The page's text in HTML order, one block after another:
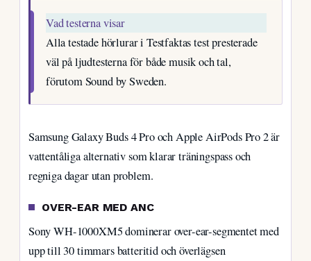
Vad testerna visar
Alla testade hörlurar i Testfaktas test presterade
väl på ljudtesterna för både musik och tal,
förutom Sound by Sweden.
Samsung Galaxy Buds 4 Pro och Apple AirPods Pro 2 är
vattentåliga alternativ som klarar träningspass och
regniga dagar utan problem.
OVER-EAR MED ANC
Sony WH-1000XM5 dominerar over-ear-segmentet med
upp till 30 timmars batteritid och överlägsen